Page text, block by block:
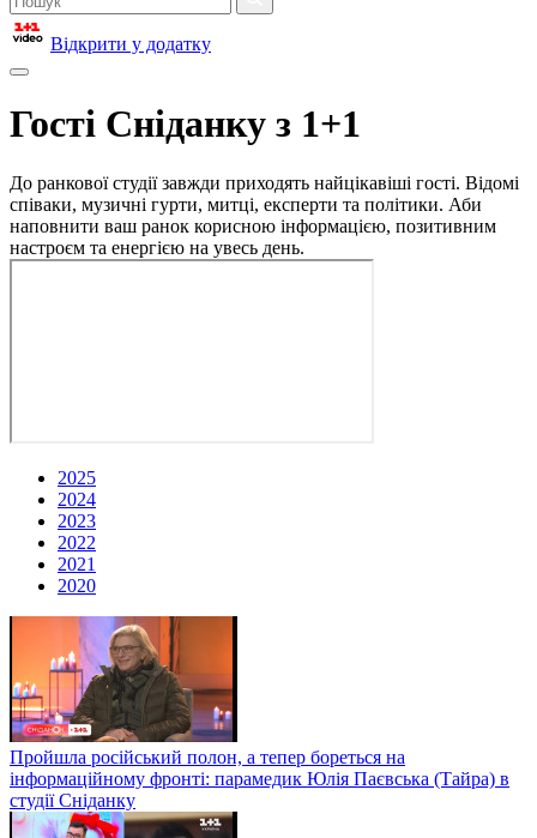
Відкрити у додатку
Гості Сніданку з 1+1
До ранкової студії завжди приходять найцікавіші гості. Відомі
співаки, музичні гурти, митці, експерти та політики. Аби
наповнити ваш ранок корисною інформацією, позитивним
настроєм та енергією на увесь день.
2025
2024
2023
2022
2021
2020
Пройшла російський полон, а тепер бореться на
інформаційному фронті: парамедик Юлія Паєвська (Тайра) в
студії Сніданку